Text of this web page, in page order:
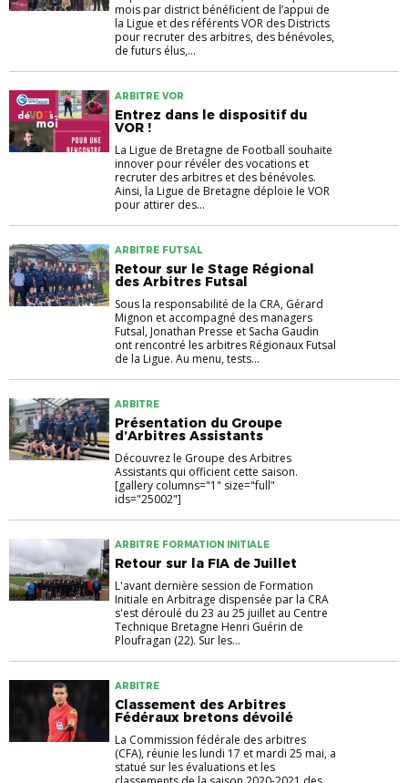
mois par district bénéficient de l’appui de
la Ligue et des référents VOR des Districts
pour recruter des arbitres, des bénévoles,
de futurs élus,...
ARBITRE VOR
Entrez dans le dispositif du
VOR !
La Ligue de Bretagne de Football souhaite
innover pour révéler des vocations et
recruter des arbitres et des bénévoles.
Ainsi, la Ligue de Bretagne déploie le VOR
pour attirer des...
ARBITRE FUTSAL
Retour sur le Stage Régional
des Arbitres Futsal
Sous la responsabilité de la CRA, Gérard
Mignon et accompagné des managers
Futsal, Jonathan Presse et Sacha Gaudin
ont rencontré les arbitres Régionaux Futsal
de la Ligue. Au menu, tests...
ARBITRE
Présentation du Groupe
d’Arbitres Assistants
Découvrez le Groupe des Arbitres
Assistants qui officient cette saison.
[gallery columns="1" size="full"
ids="25002"]
ARBITRE FORMATION INITIALE
Retour sur la FIA de Juillet
L'avant dernière session de Formation
Initiale en Arbitrage dispensée par la CRA
s'est déroulé du 23 au 25 juillet au Centre
Technique Bretagne Henri Guérin de
Ploufragan (22). Sur les...
ARBITRE
Classement des Arbitres
Fédéraux bretons dévoilé
La Commission fédérale des arbitres
(CFA), réunie les lundi 17 et mardi 25 mai, a
statué sur les évaluations et les